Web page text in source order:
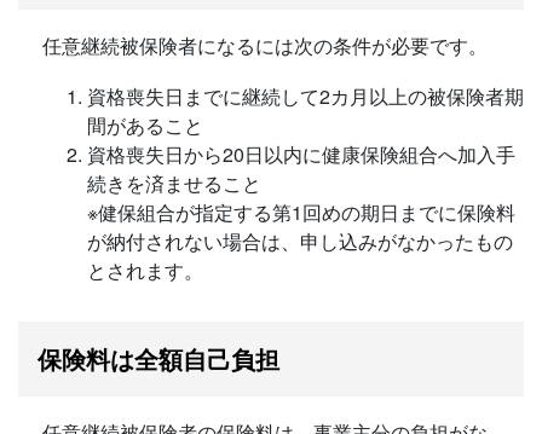
任意継続被保険者になるには次の条件が必要です。
資格喪失日までに継続して2カ月以上の被保険者期
間があること
資格喪失日から20日以内に健康保険組合へ加入手
続きを済ませること
※健保組合が指定する第1回めの期日までに保険料
が納付されない場合は、申し込みがなかったもの
とされます。
保険料は全額自己負担